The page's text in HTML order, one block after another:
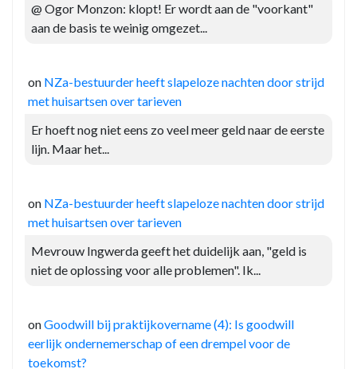
@ Ogor Monzon: klopt! Er wordt aan de "voorkant"
aan de basis te weinig omgezet...
on NZa-bestuurder heeft slapeloze nachten door strijd
met huisartsen over tarieven
Er hoeft nog niet eens zo veel meer geld naar de eerste
lijn. Maar het...
on NZa-bestuurder heeft slapeloze nachten door strijd
met huisartsen over tarieven
Mevrouw Ingwerda geeft het duidelijk aan, "geld is
niet de oplossing voor alle problemen". Ik...
onGoodwill bij praktijkovername (4): Is goodwill
eerlijk ondernemerschap of een drempel voor de
toekomst?